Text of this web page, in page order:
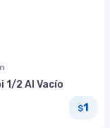
1/2 Al Vacío
$1